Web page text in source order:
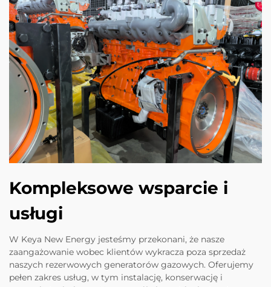
Kompleksowe wsparcie i
usługi
W Keya New Energy jesteśmy przekonani, że nasze
zaangażowanie wobec klientów wykracza poza sprzedaż
naszych rezerwowych generatorów gazowych. Oferujemy
pełen zakres usług, w tym instalację, konserwację i